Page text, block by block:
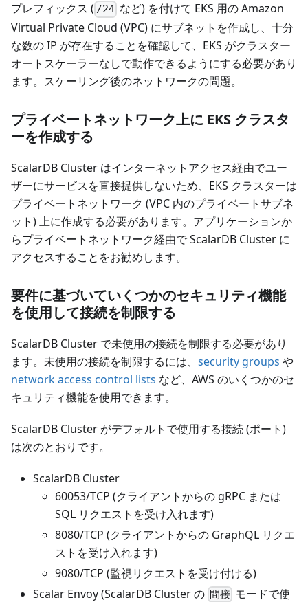
プレフィックス ( /24 など) を付けて EKS 用の Amazon
Virtual Private Cloud (VPC) にサブネットを作成し、十分
な数の IP が存在することを確認して、EKS がクラスター
オートスケーラーなしで動作できるようにする必要があり
ます。スケーリング後のネットワークの問題。
プライベートネットワーク上に EKS クラスタ
ーを作成する
ScalarDB Cluster はインターネットアクセス経由でユー
ザーにサービスを直接提供しないため、EKS クラスターは
プライベートネットワーク (VPC 内のプライベートサブネ
ット) 上に作成する必要があります。アプリケーションか
らプライベートネットワーク経由で ScalarDB Cluster に
アクセスすることをお勧めします。
要件に基づいていくつかのセキュリティ機能
を使用して接続を制限する
ScalarDB Cluster で未使用の接続を制限する必要があり
ます。未使用の接続を制限するには、 security groups や
network access control lists など、AWS のいくつかのセ
キュリティ機能を使用できます。
ScalarDB Cluster がデフォルトで使用する接続 (ポート)
は次のとおりです。
ScalarDB Cluster
60053/TCP (クライアントからの gRPC または
SQL リクエストを受け入れます)
8080/TCP (クライアントからの GraphQL リクエ
ストを受け入れます)
9080/TCP (監視リクエストを受け付ける)
Scalar Envoy (ScalarDB Cluster の 間接 モードで使